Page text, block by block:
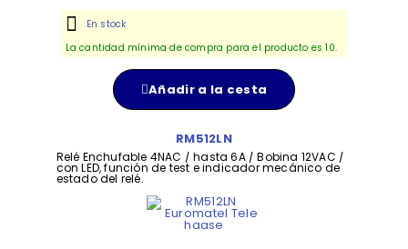
En stock
La cantidad mínima de compra para el producto es 10.
Añadir a la cesta
RM512LN
Relé Enchufable 4NAC / hasta 6A / Bobina 12VAC /
con LED, función de test e indicador mecánico de
estado del relé.